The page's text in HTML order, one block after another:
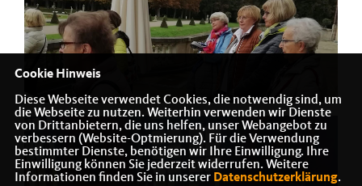
Cookie Hinweis
Diese Webseite verwendet Cookies, die notwendig sind, um
die Webseite zu nutzen. Weiterhin verwenden wir Dienste
von Drittanbietern, die uns helfen, unser Webangebot zu
verbessern (Website-Optmierung). Für die Verwendung
bestimmter Dienste, benötigen wir Ihre Einwilligung. Ihre
Einwilligung können Sie jederzeit widerrufen. Weitere
Informationen finden Sie in unserer Datenschutzerklärung.